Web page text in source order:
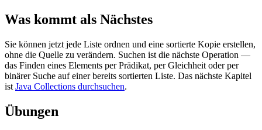
Was kommt als Nächstes
Sie können jetzt jede Liste ordnen und eine sortierte Kopie erstellen,
ohne die Quelle zu verändern. Suchen ist die nächste Operation —
das Finden eines Elements per Prädikat, per Gleichheit oder per
binärer Suche auf einer bereits sortierten Liste. Das nächste Kapitel
ist Java Collections durchsuchen.
Übungen